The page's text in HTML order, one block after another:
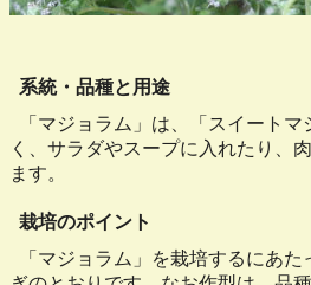
系統・品種と用途
「マジョラム」は、「スイート
く、サラダやスープに入れたり、
ます。
栽培のポイント
「マジョラム」を栽培するにあ